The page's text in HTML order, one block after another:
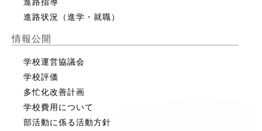
進路状況（進学・就職）
情報公開
学校運営協議会
学校評価
多忙化改善計画
学校費用について
部活動に係る活動方針